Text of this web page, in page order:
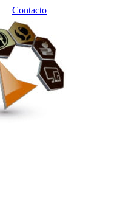
Contacto